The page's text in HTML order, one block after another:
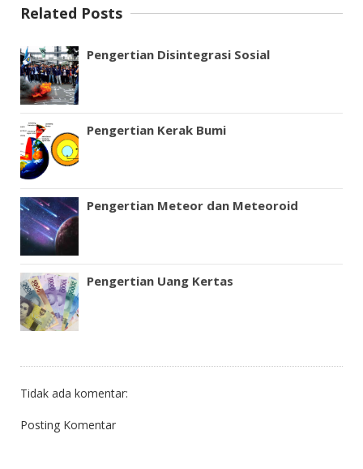
Related Posts
Pengertian Disintegrasi Sosial
Pengertian Kerak Bumi
Pengertian Meteor dan Meteoroid
Pengertian Uang Kertas
Tidak ada komentar:
Posting Komentar